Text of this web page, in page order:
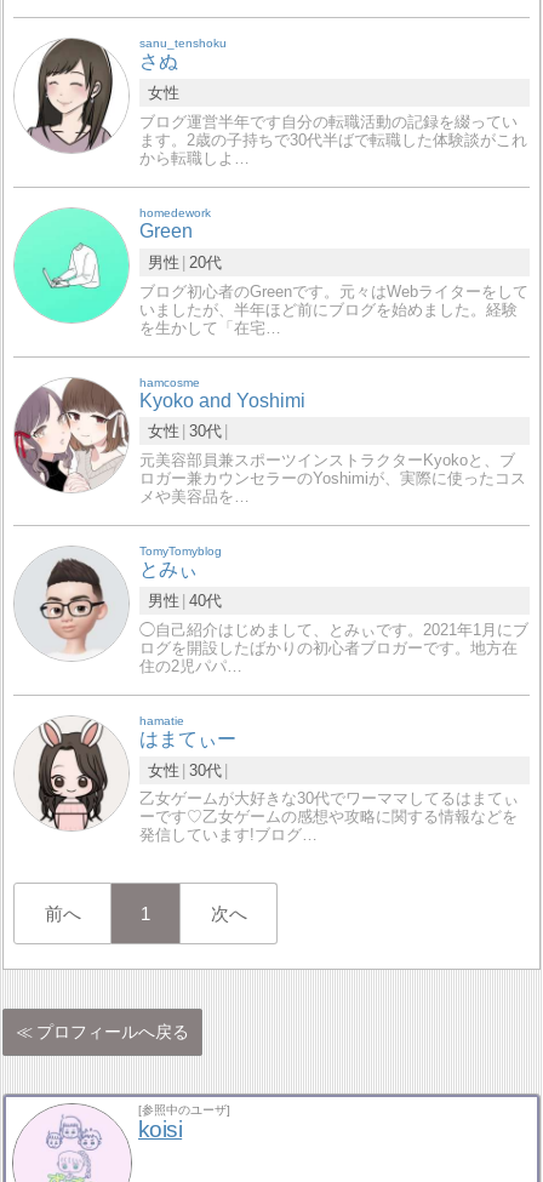
sanu_tenshoku
さぬ
女性
ブログ運営半年です自分の転職活動の記録を綴ってい
ます。2歳の子持ちで30代半ばで転職した体験談がこれ
から転職しよ…
homedework
Green
男性
20代
ブログ初心者のGreenです。元々はWebライターをして
いましたが、半年ほど前にブログを始めました。経験
を生かして「在宅…
hamcosme
Kyoko and Yoshimi
女性 30代
元美容部員兼スポーツインストラクターKyokoと、ブ
ロガー兼カウンセラーのYoshimiが、実際に使ったコス
メや美容品を…
TomyTomyblog
とみぃ
男性 40代
◯自己紹介はじめまして、とみぃです。2021年1月にブ
ログを開設したばかりの初心者ブロガーです。地方在
住の2児パパ…
hamatie
はまてぃー
女性 30代
乙女ゲームが大好きな30代でワーママしてるはまてぃ
ーです♡乙女ゲームの感想や攻略に関する情報などを
発信しています!ブログ…
前へ 1 次へ
プロフィールへ戻る
[参照中のユーザ]
koisi